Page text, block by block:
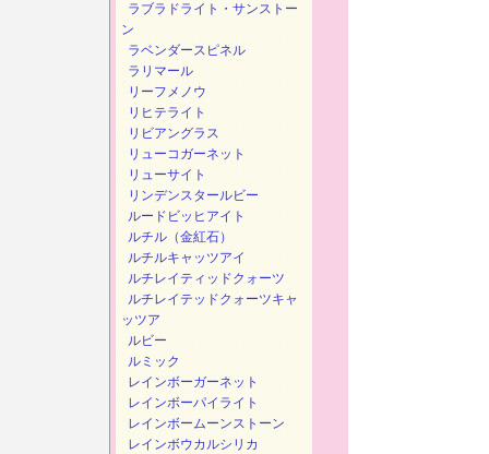
ラブラドライト・サンストー
ン
ラベンダースピネル
ラリマール
リーフメノウ
リヒテライト
リビアングラス
リューコガーネット
リューサイト
リンデンスタールビー
ルードビッヒアイト
ルチル（金紅石）
ルチルキャッツアイ
ルチレイティッドクォーツ
ルチレイテッドクォーツキャ
ッツア
ルビー
ルミック
レインボーガーネット
レインボーパイライト
レインボームーンストーン
レインボウカルシリカ